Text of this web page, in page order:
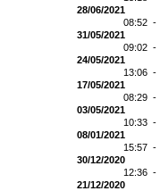
28/06/2021
08:52 -
31/05/2021
09:02 -
24/05/2021
13:06 -
17/05/2021
08:29 -
03/05/2021
10:33 -
08/01/2021
15:57 -
30/12/2020
12:36 -
21/12/2020